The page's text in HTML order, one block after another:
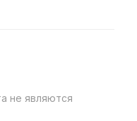
не являются